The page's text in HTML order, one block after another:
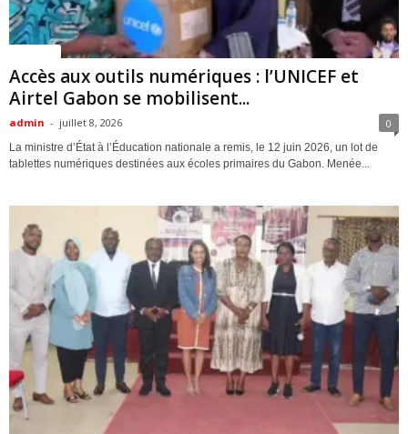
Accès aux outils numériques : l’UNICEF et
Airtel Gabon se mobilisent...
admin - juillet 8, 2026 0
La ministre d’État à l’Éducation nationale a remis, le 12 juin 2026, un lot de
tablettes numériques destinées aux écoles primaires du Gabon. Menée...